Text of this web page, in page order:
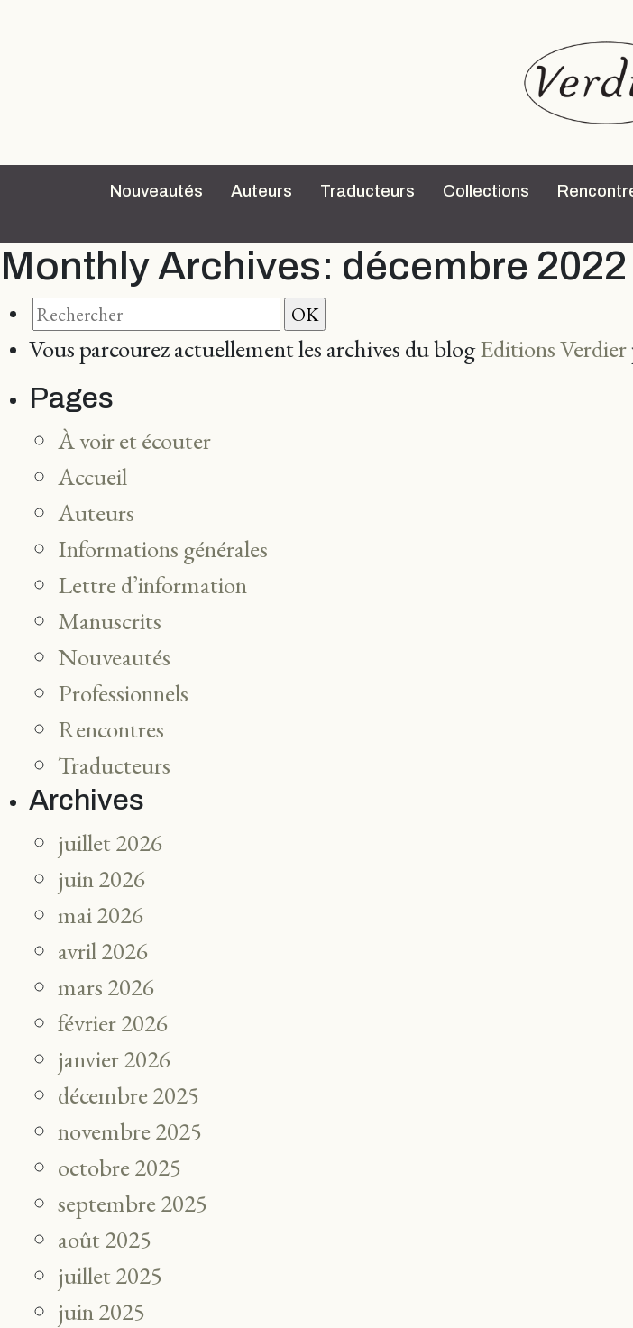
Nouveautés Auteurs Traducteurs Collections
Monthly Archives: décembre 2022
Vous parcourez actuellement les archives du blogEditions Verdier
Pages
À voir et écouter
Accueil
Auteurs
Informations générales
Lettre d’information
Manuscrits
Nouveautés
Professionnels
Rencontres
Traducteurs
Archives
juillet 2026
juin 2026
mai 2026
avril 2026
mars 2026
février 2026
janvier 2026
décembre 2025
novembre 2025
octobre 2025
septembre 2025
août 2025
juillet 2025
juin 2025